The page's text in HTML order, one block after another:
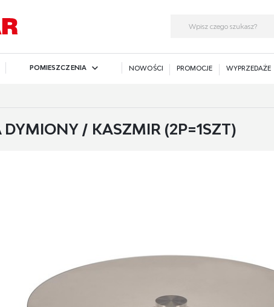
POMIESZCZENIA NOWOŚCI PROMOCJE WYPRZEDAŻE
DYMIONY / KASZMIR (2P=1SZT)